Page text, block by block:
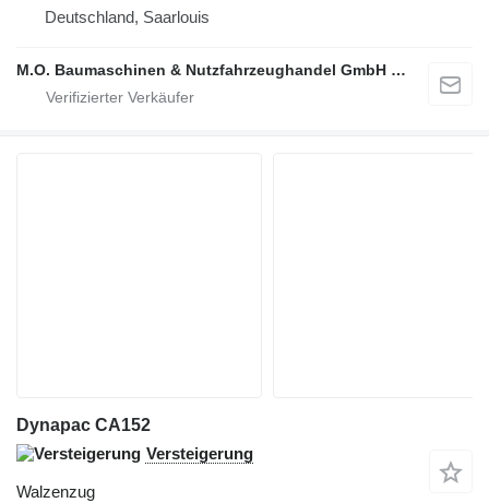
Deutschland, Saarlouis
M.O. Baumaschinen & Nutzfahrzeughandel GmbH & CO.
Dynapac CA152
Versteigerung
Walzenzug